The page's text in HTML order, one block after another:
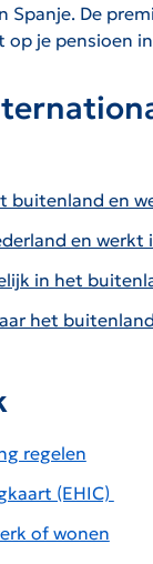
Spanje. De
op je pensioen
buitenland en
en
in het
het buitenland
regelen
(EHIC)
of wonen